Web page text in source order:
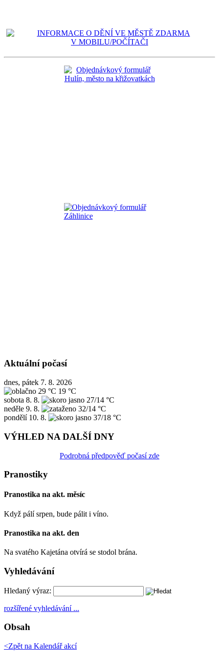
Aktuální počasí
dnes, pátek 7. 8. 2026
29 °C 19 °C
sobota 8. 8.
27/14 °C
neděle 9. 8.
32/14 °C
pondělí 10. 8. 37/18 °C
VÝHLED NA DALŠÍ DNY
Podrobná předpověď počasí zde
Pranostiky
Pranostika na akt. měsíc
Když pálí srpen, bude pálit i víno.
Pranostika na akt. den
Na svatého Kajetána otvírá se stodol brána.
Vyhledávání
Hledaný výraz:
rozšířené vyhledávání ...
Obsah
<Zpět na Kalendář akcí